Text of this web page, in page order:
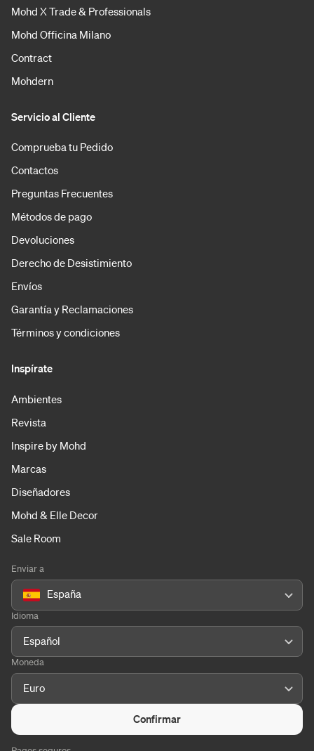
Mohd X Trade & Professionals
Mohd Officina Milano
Contract
Mohdern
Servicio al Cliente
Comprueba tu Pedido
Contactos
Preguntas Frecuentes
Métodos de pago
Devoluciones
Derecho de Desistimiento
Envíos
Garantía y Reclamaciones
Términos y condiciones
Inspírate
Ambientes
Revista
Inspire by Mohd
Marcas
Diseñadores
Mohd & Elle Decor
Sale Room
Enviar a
España
Idioma
Español
Moneda
Euro
Confirmar